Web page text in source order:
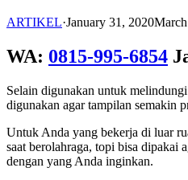
ARTIKEL·January 31, 2020
WA: 0815-995-6854
Selain digunakan untuk
digunakan agar tampilan semakin
Untuk Anda yang bekerja di luar
saat berolahraga, topi bisa dipakai
dengan yang Anda inginkan.